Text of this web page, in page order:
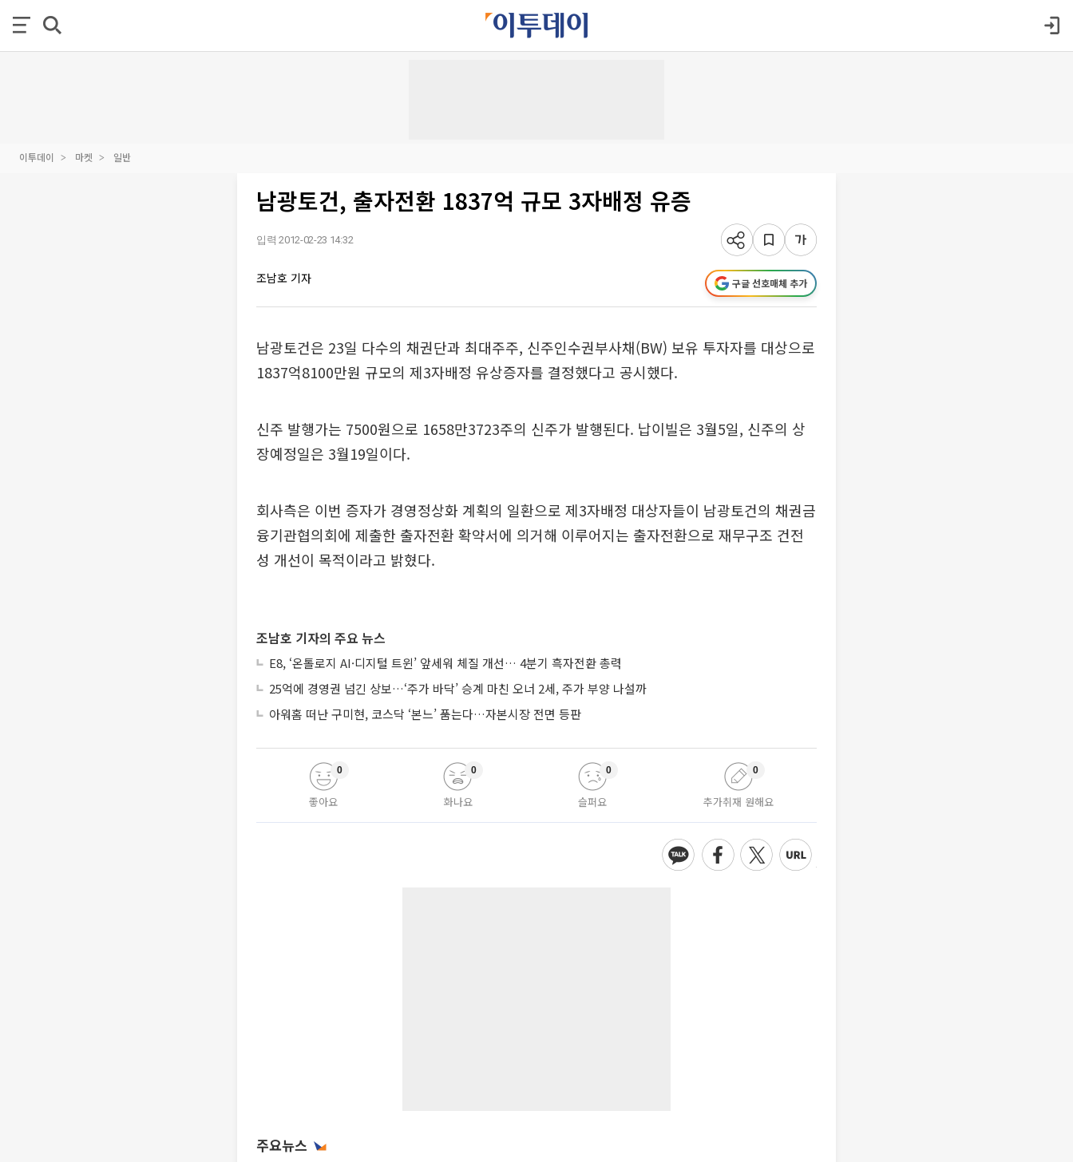
이투데이 마켓 일반
남광토건, 출자전환 1837억 규모 3자배정 유증
입력 2012-02-23 14:32
조남호 기자 구글 선호매체 추가
남광토건은 23일 다수의 채권단과 최대주주, 신주인수권부사채(BW) 보유 투자자를 대상으로
1837억8100만원 규모의 제3자배정 유상증자를 결정했다고 공시했다.
신주 발행가는 7500원으로 1658만3723주의 신주가 발행된다. 납이빌은 3월5일, 신주의 상
장예정일은 3월19일이다.
회사측은 이번 증자가 경영정상화 계획의 일환으로 제3자배정 대상자들이 남광토건의 채권금
융기관협의회에 제출한 출자전환 확약서에 의거해 이루어지는 출자전환으로 재무구조 건전
성 개선이 목적이라고 밝혔다.
조남호 기자의 주요 뉴스
E8, ‘온톨로지 AI·디지털 트윈’ 앞세워 체질 개선… 4분기 흑자전환 총력
25억에 경영권 넘긴 상보…‘주가 바닥’ 승계 마친 오너 2세, 주가 부양 나설까
아워홈 떠난 구미현, 코스닥 ‘본느’ 품는다…자본시장 전면 등판
좋아요
0
화나요
0
슬퍼요
0
추가취재 원해요
0
주요뉴스